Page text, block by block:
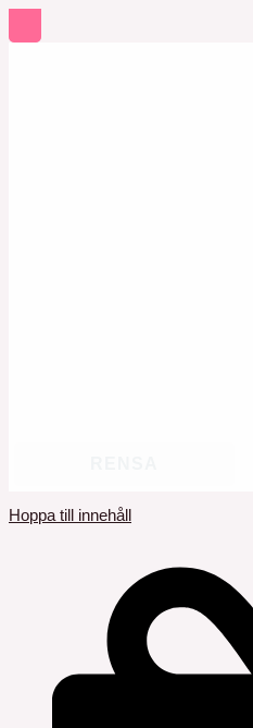
Hoppa till innehåll